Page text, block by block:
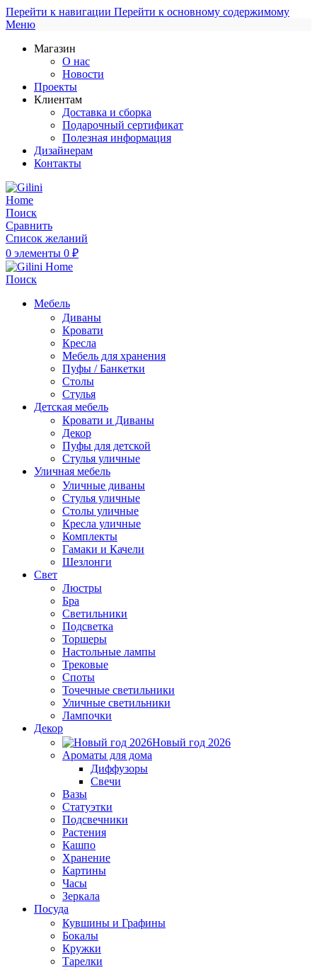
Перейти к навигации Перейти к основному содержимому
Меню
Магазин
О нас
Новости
Проекты
Клиентам
Доставка и сборка
Подарочный сертификат
Полезная информация
Дизайнерам
Контакты
Поиск
Сравнить
Список желаний
0 элементы 0 ₽
Поиск
Мебель
Диваны
Кровати
Кресла
Мебель для хранения
Пуфы / Банкетки
Столы
Стулья
Детская мебель
Кровати и Диваны
Декор
Пуфы для детской
Стулья уличные
Уличная мебель
Уличные диваны
Стулья уличные
Столы уличные
Кресла уличные
Комплекты
Гамаки и Качели
Шезлонги
Свет
Люстры
Бра
Светильники
Подсветка
Торшеры
Настольные лампы
Трековые
Споты
Точечные светильники
Уличные светильники
Лампочки
Декор
Новый год 2026
Ароматы для дома
Диффузоры
Свечи
Вазы
Статуэтки
Подсвечники
Растения
Кашпо
Хранение
Картины
Часы
Зеркала
Посуда
Кувшины и Графины
Бокалы
Кружки
Тарелки